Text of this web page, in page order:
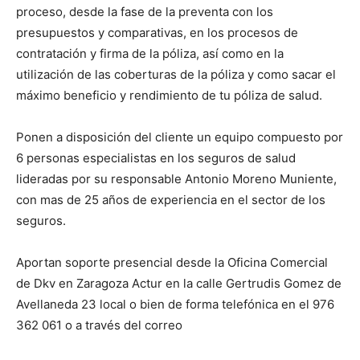
proceso, desde la fase de la preventa con los
presupuestos y comparativas, en los procesos de
contratación y firma de la póliza, así como en la
utilización de las coberturas de la póliza y como sacar el
máximo beneficio y rendimiento de tu póliza de salud.
Ponen a disposición del cliente un equipo compuesto por
6 personas especialistas en los seguros de salud
lideradas por su responsable Antonio Moreno Muniente,
con mas de 25 años de experiencia en el sector de los
seguros.
Aportan soporte presencial desde la Oficina Comercial
de Dkv en Zaragoza Actur en la calle Gertrudis Gomez de
Avellaneda 23 local o bien de forma telefónica en el 976
362 061 o a través del correo